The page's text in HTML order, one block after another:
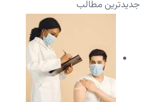
جدیدترین مطالب